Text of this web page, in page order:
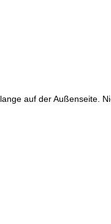
auf der Außenseite.